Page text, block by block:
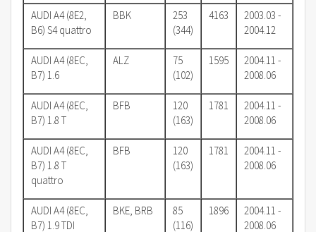
AUDI A4 (8E2,
B6) S4 quattro
BBK
253
(344)
4163
2003.03 -
2004.12
AUDI A4 (8EC,
B7) 1.6
ALZ
75
(102)
1595
2004.11 -
2008.06
AUDI A4 (8EC,
B7) 1.8 T
BFB
120
(163)
1781
2004.11 -
2008.06
AUDI A4 (8EC,
B7) 1.8 T
quattro
BFB
120
(163)
1781
2004.11 -
2008.06
AUDI A4 (8EC,
B7) 1.9 TDI
BKE, BRB
85
(116)
1896
2004.11 -
2008.06